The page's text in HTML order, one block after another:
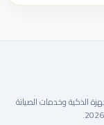
الذكية وخدمات الصيانة